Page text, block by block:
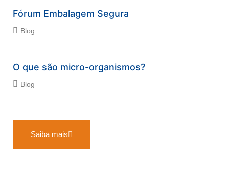
Fórum Embalagem Segura
Blog
O que são micro-organismos?
Blog
Saiba mais